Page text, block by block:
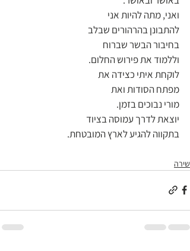
ואני, מתה להיות אני
להתבונן בהרהורים שבלב
בחיבור הבשר שברוח
וללמוד את פירוש החלום.
לוקחת איתי כצידה את
מפתח הסודות ואת
מורי נבוכים בזמן.
יוצאת לדרך עמוסה בציוד
בתקווה להגיע לארץ המובטחת.
שירה